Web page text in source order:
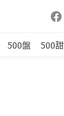
500盤 500甜